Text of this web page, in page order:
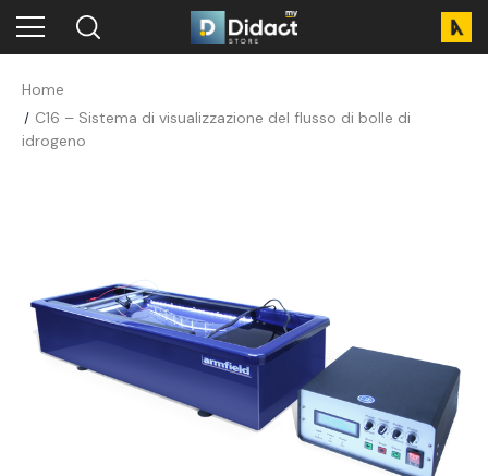
Home
C16 – Sistema di visualizzazione del flusso di bolle di
idrogeno